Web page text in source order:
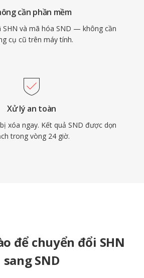
cần phần mềm
SHN và mã hóa SND — không cần
cụ cũ trên máy tính.
Xử lý an toàn
xóa ngay. Kết quả SND được dọn
trong vòng 24 giờ.
để chuyển đổi SHN
sang SND